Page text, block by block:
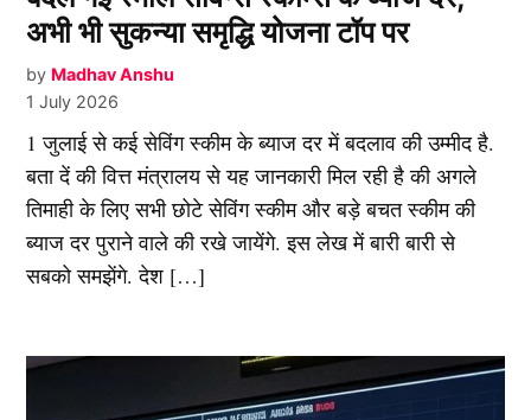
अभी भी सुकन्या समृद्धि योजना टॉप पर
by Madhav Anshu
1 July 2026
1 जुलाई से कई सेविंग स्कीम के ब्याज दर में बदलाव की उम्मीद है.
बता दें की वित्त मंत्रालय से यह जानकारी मिल रही है की अगले
तिमाही के लिए सभी छोटे सेविंग स्कीम और बड़े बचत स्कीम की
ब्याज दर पुराने वाले की रखे जायेंगे. इस लेख में बारी बारी से
सबको समझेंगे. देश […]